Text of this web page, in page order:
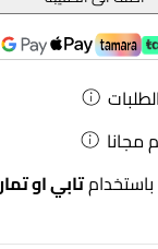
باستخدامتابي او